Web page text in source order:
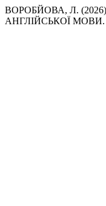
ВОРОБЙОВА, Л.
АНГЛІЙСЬКОЇ МОВИ.